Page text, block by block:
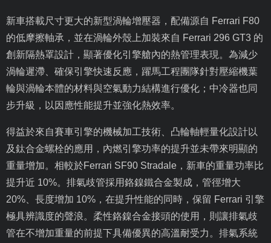
新車搭載尺寸更大的新型渦輪增壓器，配備源自 Ferrari F80
的低摩擦軸承，並在渦輪外殼上加裝來自 Ferrari 296 GT3 的
創新隔熱罩設計，顯著優化引擎艙內的熱管理表現。為減少
渦輪遲滯、確保引擎快速反應，躍馬工程團隊針對壓縮機葉
輪與渦輪本體的材料與空氣動力結構進行優化；中冷器也同
步升級，以因應性能提升並強化熱效率。
得益於來自賽車引擎的機械加工技術、凸輪軸輕量化設計以
及鈦合金螺栓的應用，內燃引擎功率的提升並未帶來明顯的
重量增加。相較於Ferrari SF90 Stradale ，新車的重量功率比
提升近 10%。排氣歧管採用鉻鎳鐵合金製成，管徑增大
20% 、長度增加 10% ，在提升性能的同時，保留 Ferrari 引擎
極具辨識度的聲浪。柔性鉻鎳合金接頭的使用，則讓排氣歧
管在不增加重量的前提下具備優異的高溫耐受力。排氣系統